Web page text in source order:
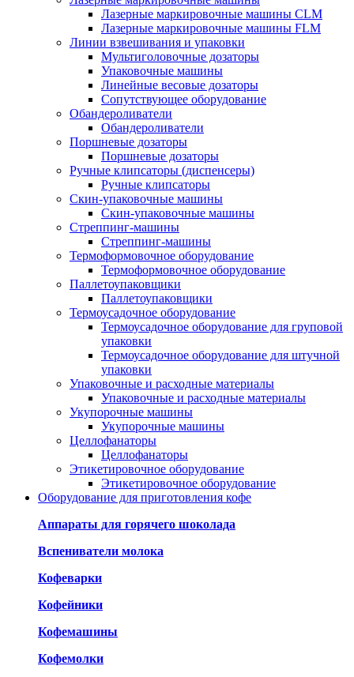
Лазерные маркировочные машины CLM
Лазерные маркировочные машины FLM
Линии взвешивания и упаковки
Мультиголовочные дозаторы
Упаковочные машины
Линейные весовые дозаторы
Сопутствующее оборудование
Обандероливатели
Обандероливатели
Поршневые дозаторы
Поршневые дозаторы
Ручные клипсаторы (диспенсеры)
Ручные клипсаторы
Скин-упаковочные машины
Скин-упаковочные машины
Стреппинг-машины
Стреппинг-машины
Термоформовочное оборудование
Термоформовочное оборудование
Паллетоупаковщики
Паллетоупаковщики
Термоусадочное оборудование
Термоусадочное оборудование для груповой
упаковки
Термоусадочное оборудование для штучной
упаковки
Упаковочные и расходные материалы
Упаковочные и расходные материалы
Укупорочные машины
Укупорочные машины
Целлофанаторы
Целлофанаторы
Этикетировочное оборудование
Этикетировочное оборудование
Оборудование для приготовления кофе
Аппараты для горячего шоколада
Вспениватели молока
Кофеварки
Кофейники
Кофемашины
Кофемолки